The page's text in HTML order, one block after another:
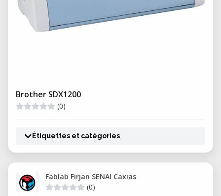
Brother SDX1200
(0)
Étiquettes et catégories
Fablab Firjan SENAI Caxias
(0)